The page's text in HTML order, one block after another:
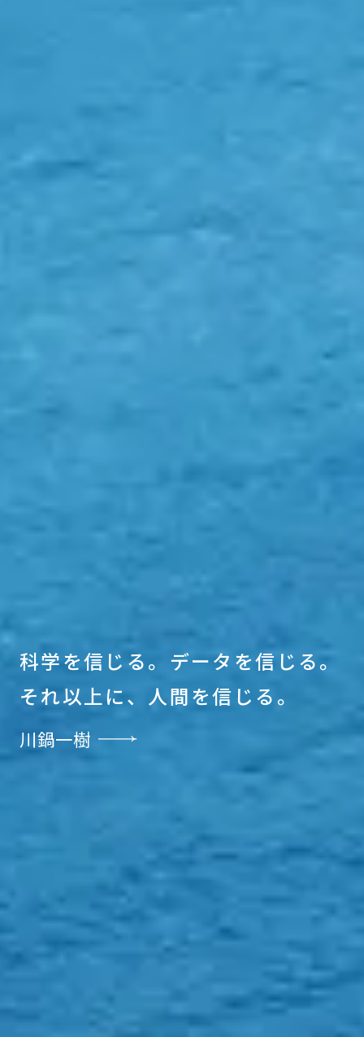
科学を信 じ る。 データ を信 じ る。
それ以上に、 人間を信 じ る。
川鍋一樹